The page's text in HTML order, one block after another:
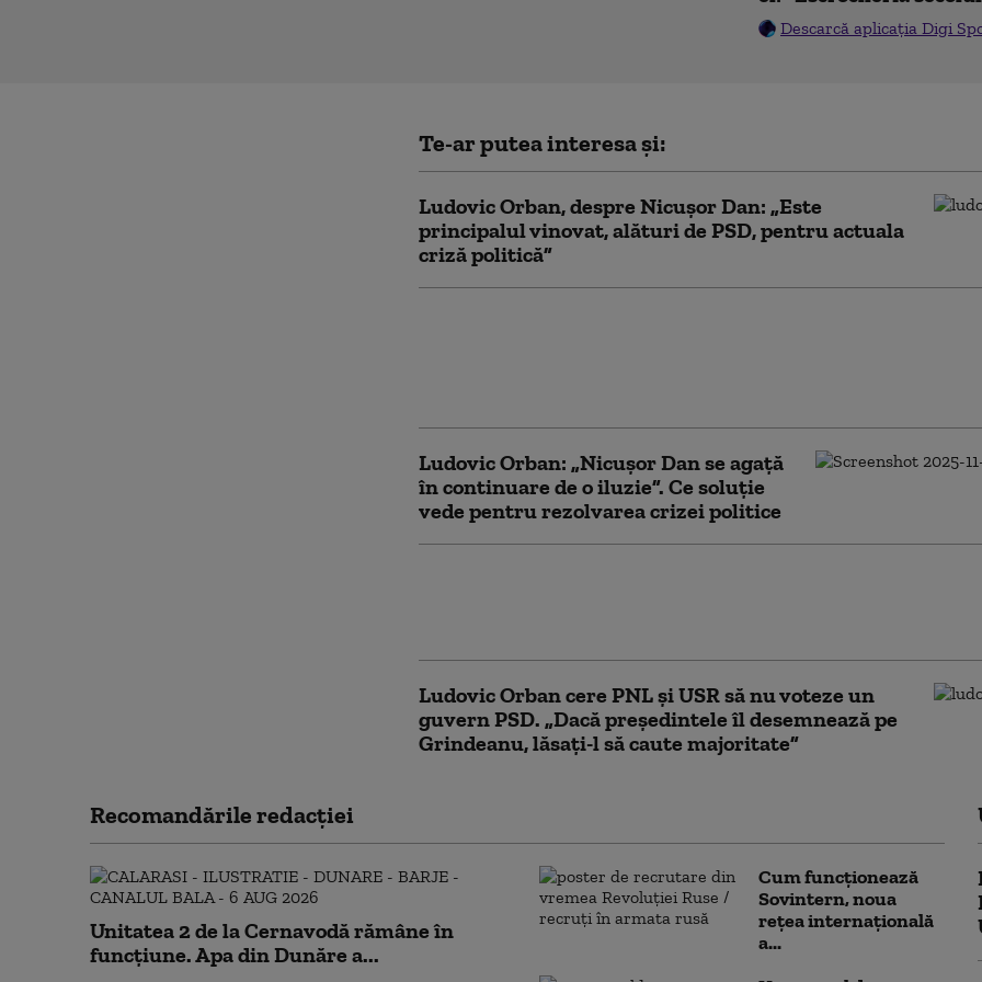
Descarcă aplicația Digi
Te-ar putea interesa și:
Ludovic Orban, despre Nicușor Dan: „Este
principalul vinovat, alături de PSD, pentru actuala
criză politică”
Ludovic Orban: „Nicușor Dan se agață
în continuare de o iluzie”. Ce soluție
vede pentru rezolvarea crizei politice
Ludovic Orban cere PNL și USR să nu voteze un
guvern PSD. „Dacă președintele îl desemnează pe
Grindeanu, lăsați-l să caute majoritate”
Recomandările redacţiei
Unitatea 2 de la Cernavodă rămâne în
funcțiune. Apa din Dunăre a...
Cum funcționează
Sovintern, noua
rețea internațională
a...